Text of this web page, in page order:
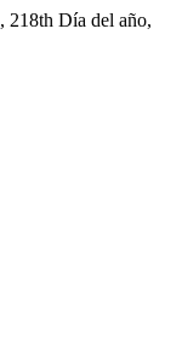
, 218th Día del año,